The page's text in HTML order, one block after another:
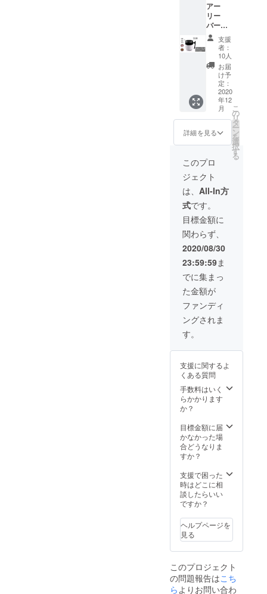
アー
リー
バード
通常販
売予定
価格
8800円
→5500
円 先着
10名様
限定 全
国送料
込み(離
島を除
き)
支援
者：
10人
お届
け予
定：
2020
年12
月
詳細を見る
こ
の
リ
タ
ー
ン
を
選
択
す
る
このプロ
ジェクト
は、 All-In方
式です。
目標金額に
関わらず、
2020/08/30
23:59:59ま
でに集まっ
た金額が
ファンディ
ングされま
す。
支援に関するよ
くある質問
手数料はいく
らかかります
か？
目標金額に届
かなかった場
合どうなりま
すか？
支援で困った
時はどこに相
談したらいい
ですか？
ヘルプページを
見る
このプロジェクト
の問題報告はこち
らよりお問い合わ